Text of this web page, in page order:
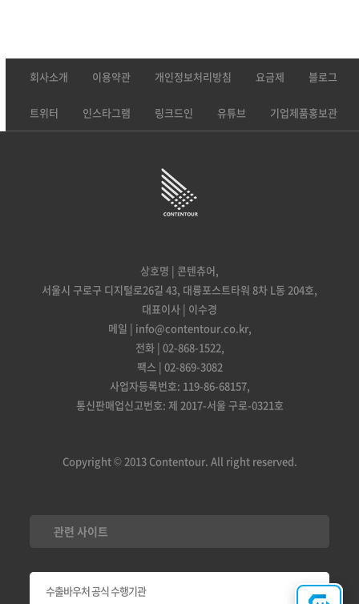
회사소개 이용약관 개인정보처리방침 요금제 블로그
트위터 인스타그램 링크드인 유튜브 기업제품홍보관
상호명 | 콘텐츄어,
서울시 구로구 디지털로26길 43, 대륭포스트타워 8차 L동 204호,
대표이사 | 이수경
메일 | info@contentour.co.kr,
전화 | 02-868-1522,
팩스 | 02-869-3082
사업자등록번호: 119-86-68157,
통신판매업신고번호: 제 2017-서울 구로-0321호
Copyright © 2013 Contentour. All right reserved.
관련 사이트
수출바우처 공식 수행기관